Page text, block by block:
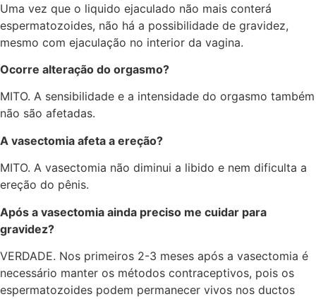
Uma vez que o liquido ejaculado não mais conterá
espermatozoides, não há a possibilidade de gravidez,
mesmo com ejaculação no interior da vagina.
Ocorre alteração do orgasmo?
MITO. A sensibilidade e a intensidade do orgasmo também
não são afetadas.
A vasectomia afeta a ereção?
MITO. A vasectomia não diminui a libido e nem dificulta a
ereção do pênis.
Após a vasectomia ainda preciso me cuidar para
gravidez?
VERDADE. Nos primeiros 2-3 meses após a vasectomia é
necessário manter os métodos contraceptivos, pois os
espermatozoides podem permanecer vivos nos ductos